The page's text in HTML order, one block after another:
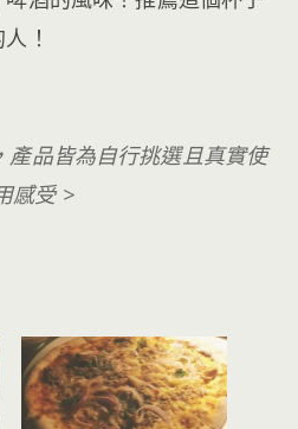
！
產品皆為自行挑選且真實使
感受 >